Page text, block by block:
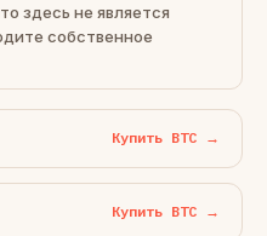
здесь не является
собственное
Купить BTC →
Купить BTC →